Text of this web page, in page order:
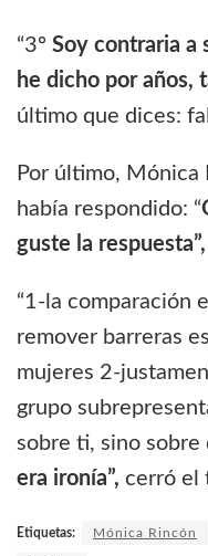
“3º Soy contraria a
he dicho por años,
último que dices:
Por último, Mónica
había respondido: “
guste la respuesta”,
“1-la comparación
remover barreras
mujeres 2-
grupo
sobre ti, sino
era ironía”, cerró el
Etiquetas: Mónica Rincón